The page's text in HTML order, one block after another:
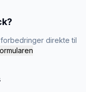
direkte til